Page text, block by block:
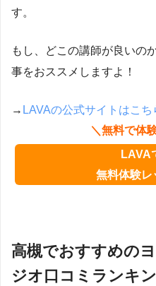
す。
もし、どこの講師が良いの
事をおススメしますよ！
→ LAVAの公式サイトはこち
＼無料で体
LAVA
無料体験レ
高槻でおすすめの
ジオ口コミランキ